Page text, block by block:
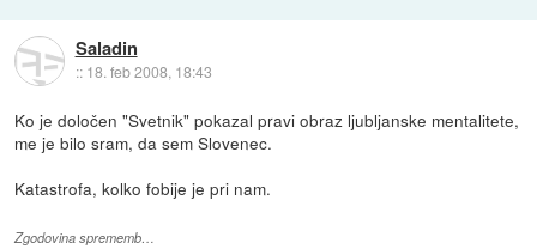
Saladin
:: 18. feb 2008, 18:43
Ko je določen "Svetnik" pokazal pravi obraz ljubljanske mentalitete,
me je bilo sram, da sem Slovenec.
Katastrofa, kolko fobije je pri nam.
Zgodovina sprememb…